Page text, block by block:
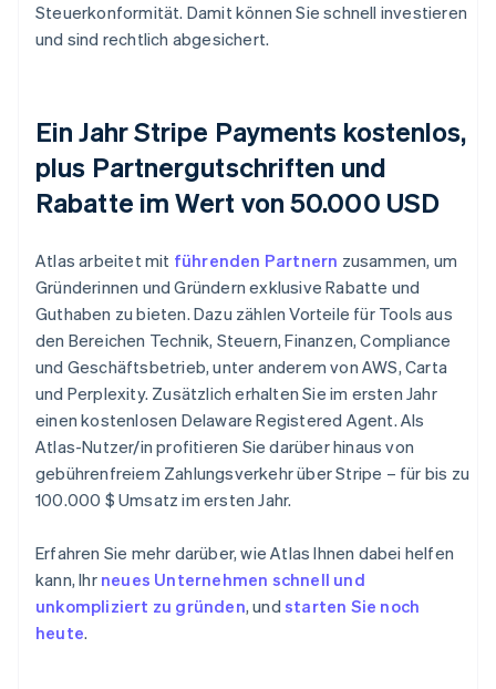
Steuerkonformität. Damit können Sie schnell investieren
und sind rechtlich abgesichert.
Ein Jahr Stripe Payments kostenlos,
plus Partnergutschriften und
Rabatte im Wert von 50.000 USD
Atlas arbeitet mit führenden Partnern zusammen, um
Gründerinnen und Gründern exklusive Rabatte und
Guthaben zu bieten. Dazu zählen Vorteile für Tools aus
den Bereichen Technik, Steuern, Finanzen, Compliance
und Geschäftsbetrieb, unter anderem von AWS, Carta
und Perplexity. Zusätzlich erhalten Sie im ersten Jahr
einen kostenlosen Delaware Registered Agent. Als
Atlas-Nutzer/in profitieren Sie darüber hinaus von
gebührenfreiem Zahlungsverkehr über Stripe – für bis zu
100.000 $ Umsatz im ersten Jahr.
Erfahren Sie mehr darüber, wie Atlas Ihnen dabei helfen
kann, Ihr neues Unternehmen schnell und
unkompliziert zu gründen, undstarten Sie noch
heute.